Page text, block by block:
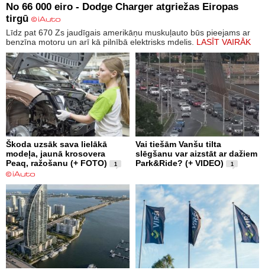
No 66 000 eiro - Dodge Charger atgriežas Eiropas
tirgū
Līdz pat 670 Zs jaudīgais amerikāņu muskuļauto būs pieejams ar
benzīna motoru un arī kā pilnībā elektrisks mdelis. LASĪT VAIRĀK
Škoda uzsāk sava lielākā
modeļa, jaunā krosovera
Peaq, ražošanu (+ FOTO)
1
Vai tiešām Vanšu tilta
slēgšanu var aizstāt ar dažiem
Park&Ride? (+ VIDEO)
1